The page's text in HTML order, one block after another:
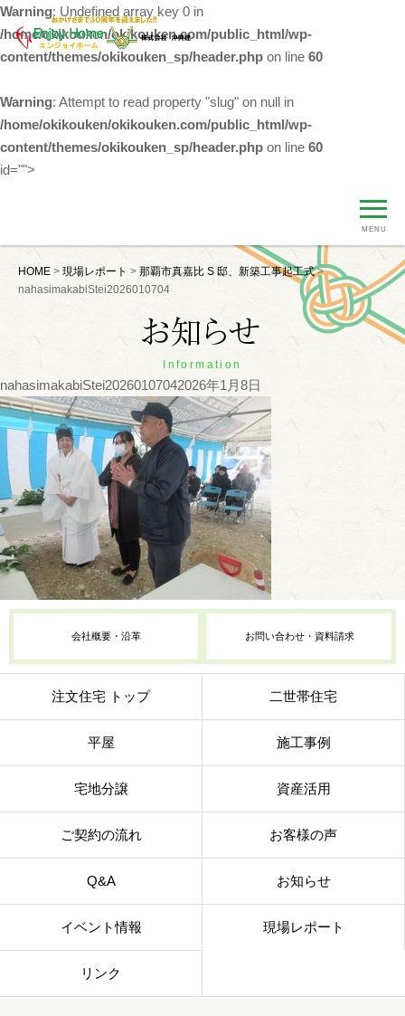
Warning: Undefined array key 0 in
/home/okikouken/okikouken.com/public_html/wp-
content/themes/okikouken_sp/header.php on line 60
Warning: Attempt to read property "slug" on null in
/home/okikouken/okikouken.com/public_html/wp-
content/themes/okikouken_sp/header.php on line 60
id="">
MENU
HOME > 現場レポート > 那覇市真嘉比 S 邸、新築工事起工式>
nahasimakabiStei2026010704
Information
nahasimakabiStei20260107042026年1月8日
会社概要・沿革 お問い合わせ・資料請求
注文住宅 トップ 二世帯住宅
平屋 施工事例
宅地分譲 資産活用
ご契約の流れ お客様の声
Q&A お知らせ
イベント情報 現場レポート
リンク